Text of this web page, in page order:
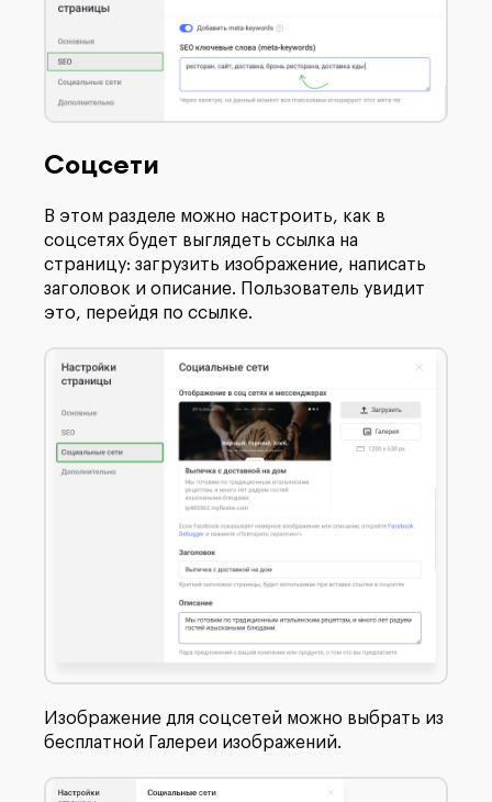
Соцсети
В этом разделе можно настроить, как в
соцсетях будет выглядеть ссылка на
страницу: загрузить изображение, написать
заголовок и описание. Пользователь увидит
это, перейдя по ссылке.
Изображение для соцсетей можно выбрать из
бесплатной Галереи изображений.